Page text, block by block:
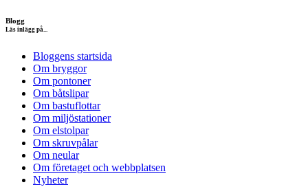
Blogg
Läs inlägg på...
Bloggens startsida
Om bryggor
Om pontoner
Om båtslipar
Om bastuflottar
Om miljöstationer
Om elstolpar
Om skruvpålar
Om neular
Om företaget och webbplatsen
Nyheter